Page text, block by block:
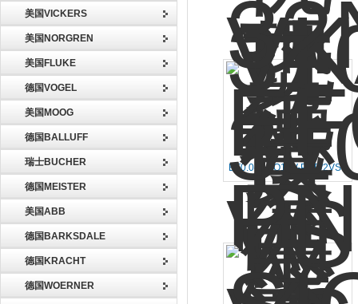
美国VICKERS
美国NORGREN
美国FLUKE
德国VOGEL
美国MOOG
德国BALLUFF
瑞士BUCHER
德国MEISTER
美国ABB
德国BARKSDALE
德国KRACHT
德国WOERNER
货原装出售
EF0.04ARO14V-PNP/2VSE
流量计EF0.04ARO可以选型
全系列销售